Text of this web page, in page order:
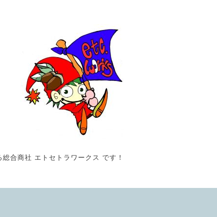
総合商社 エトセトラワークス です！